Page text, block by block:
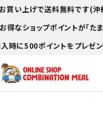
買い上げで送料無料です(沖
なショップポイントが「たま
時に500ポイントをプレゼ